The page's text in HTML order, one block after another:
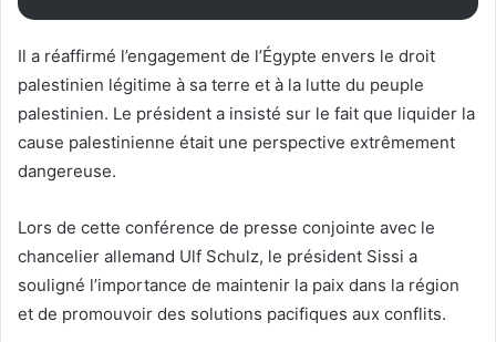
Il a réaffirmé l’engagement de l’Égypte envers le droit
palestinien légitime à sa terre et à la lutte du peuple
palestinien. Le président a insisté sur le fait que liquider la
cause palestinienne était une perspective extrêmement
dangereuse.
Lors de cette conférence de presse conjointe avec le
chancelier allemand Ulf Schulz, le président Sissi a
souligné l’importance de maintenir la paix dans la région
et de promouvoir des solutions pacifiques aux conflits.